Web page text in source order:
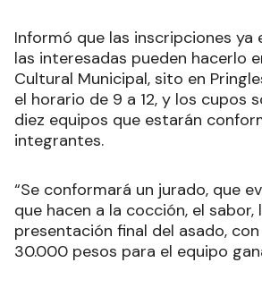
Informó que las inscripciones
las interesadas pueden hacerlo
Cultural Municipal, sito en
el horario de 9 a 12, y los cupos
diez equipos que estarán
integrantes.
“Se conformará un jurado, que
que hacen a la cocción, el sabor,
presentación final del asado,
30.000 pesos para el equipo